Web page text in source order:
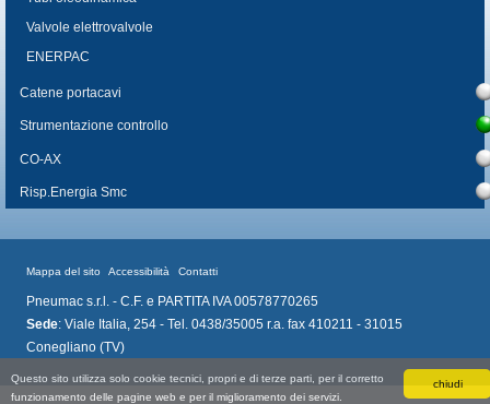
chiudi
Questo sito utilizza solo cookie tecnici, propri e di terze parti, per il corretto
funzionamento delle pagine web e per il miglioramento dei servizi.
Valvole elettrovalvole
ENERPAC
Catene portacavi
Strumentazione controllo
CO-AX
Risp.Energia Smc
Mappa del sito Accessibilità Contatti
Pneumac s.r.l. - C.F. e PARTITA IVA 00578770265
Sede: Viale Italia, 254 - Tel. 0438/35005 r.a. fax 410211 - 31015
Conegliano (TV)